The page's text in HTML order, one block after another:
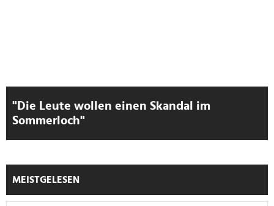
"Die Leute wollen einen Skandal im
Sommerloch"
MEISTGELESEN